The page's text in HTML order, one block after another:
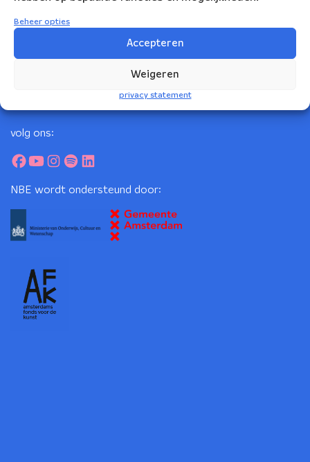
Beheer opties
Accepteren
Weigeren
privacy statement
Korte Leidsedwarsstraat 12
volg ons:
NBE wordt ondersteund door: